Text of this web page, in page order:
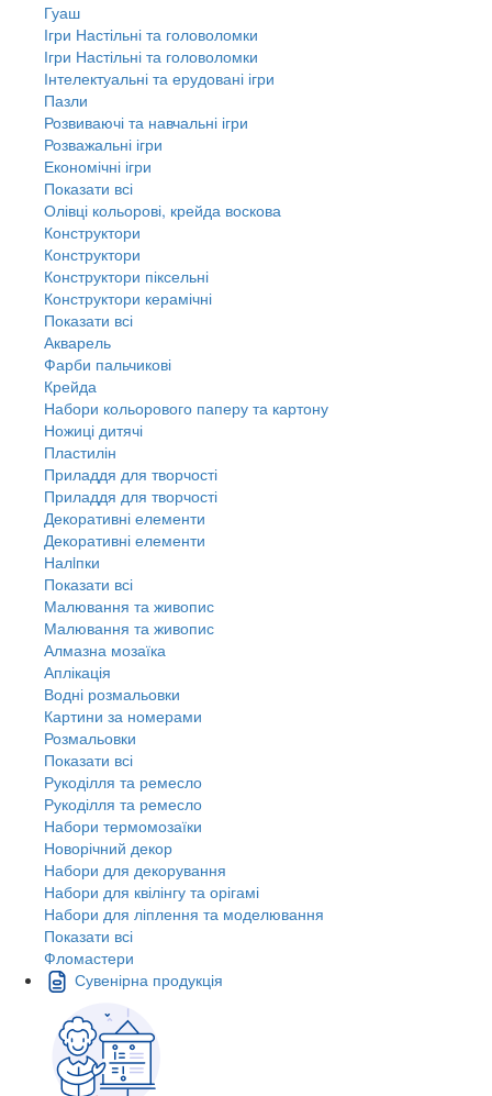
Гуаш
Ігри Настільні та головоломки
Ігри Настільні та головоломки
Інтелектуальні та ерудовані ігри
Пазли
Розвиваючі та навчальні ігри
Розважальні ігри
Економічні ігри
Показати всі
Олівці кольорові, крейда воскова
Конструктори
Конструктори
Конструктори піксельні
Конструктори керамічні
Показати всі
Акварель
Фарби пальчикові
Крейда
Набори кольорового паперу та картону
Ножиці дитячі
Пластилін
Приладдя для творчості
Приладдя для творчості
Декоративні елементи
Декоративні елементи
Налiпки
Показати всі
Малювання та живопис
Малювання та живопис
Алмазна мозаїка
Аплікація
Водні розмальовки
Картини за номерами
Розмальовки
Показати всі
Рукоділля та ремесло
Рукоділля та ремесло
Набори термомозаїки
Новорічний декор
Набори для декорування
Набори для квілінгу та орігамі
Набори для ліплення та моделювання
Показати всі
Фломастери
Сувенірна продукція